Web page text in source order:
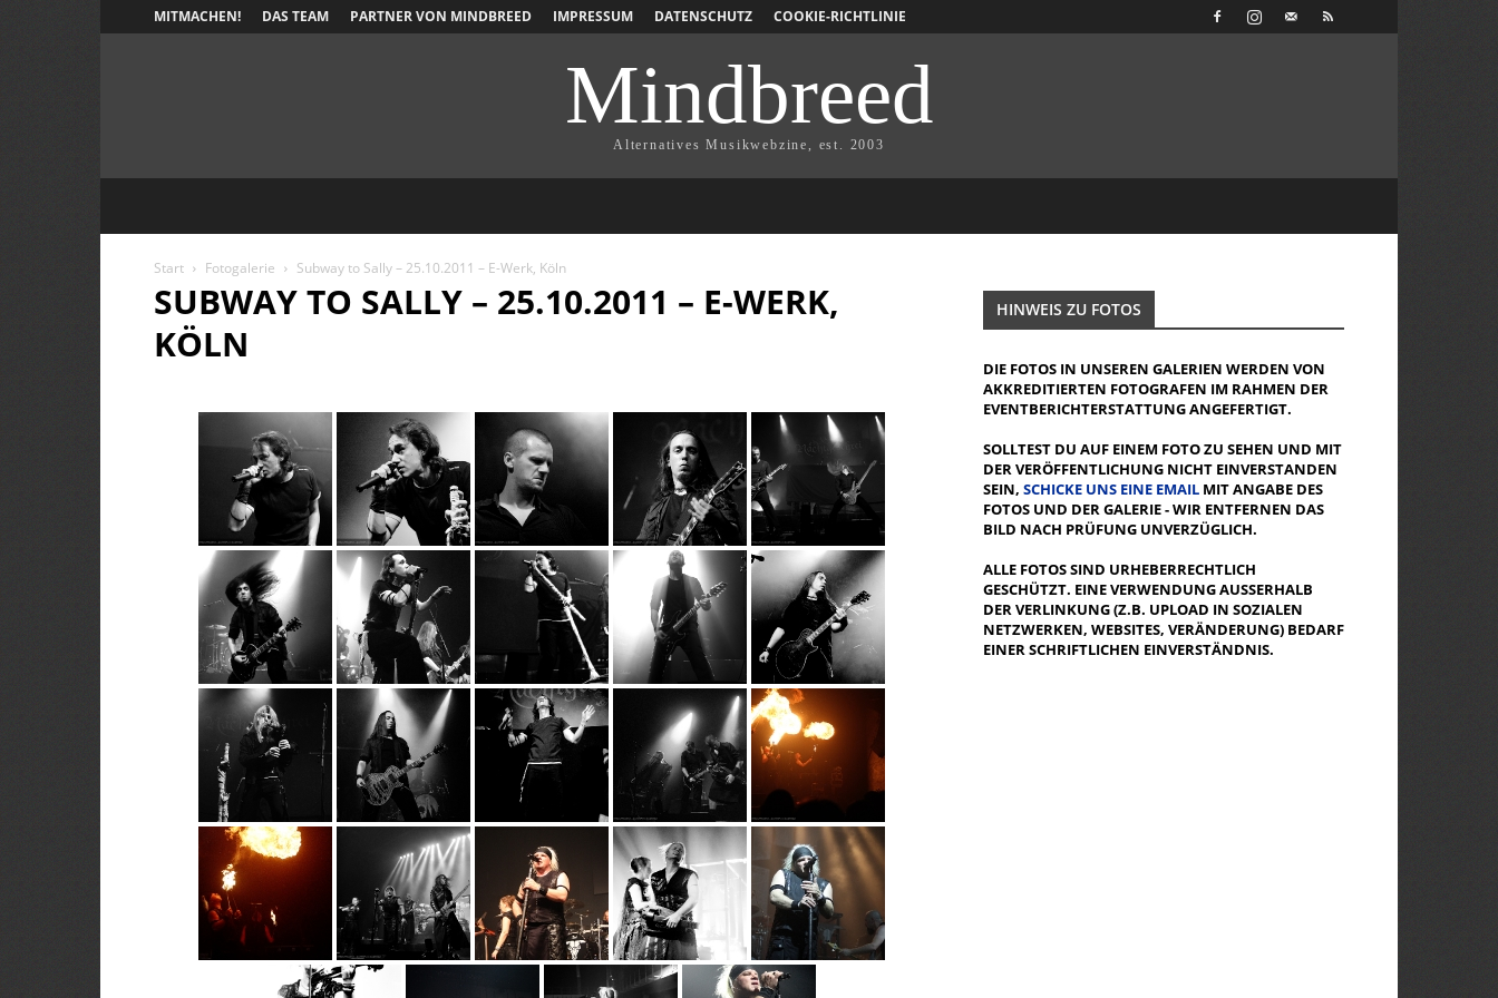
MITMACHEN! DAS TEAM PARTNER VON MINDBREED IMPRESSUM DATENSCHUTZ COOKIE-RICHTLINIE
Mindbreed
Alternatives Musikwebzine, est. 2003
Start Fotogalerie Subway to Sally – 25.10.2011 – E-Werk, Köln
SUBWAY TO SALLY – 25.10.2011 – E-WERK,
KÖLN
HINWEIS ZU FOTOS
DIE FOTOS IN UNSEREN GALERIEN WERDEN VON
AKKREDITIERTEN FOTOGRAFEN IM RAHMEN DER
EVENTBERICHTERSTATTUNG ANGEFERTIGT.
SOLLTEST DU AUF EINEM FOTO ZU SEHEN UND MIT
DER VERÖFFENTLICHUNG NICHT EINVERSTANDEN
SEIN, SCHICKE UNS EINE EMAIL MIT ANGABE DES
FOTOS UND DER GALERIE - WIR ENTFERNEN DAS
BILD NACH PRÜFUNG UNVERZÜGLICH.
ALLE FOTOS SIND URHEBERRECHTLICH
GESCHÜTZT. EINE VERWENDUNG AUSSERHALB D
ER VERLINKUNG (Z.B. UPLOAD IN SOZIALEN N
ETZWERKEN, WEBSITES, VERÄNDERUNG) BEDARF E
INER SCHRIFTLICHEN EINVERSTÄNDNIS.